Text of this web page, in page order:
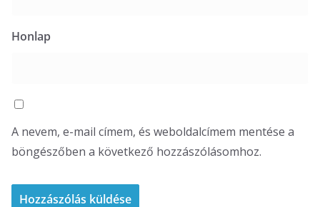
Honlap
A nevem, e-mail címem, és weboldalcímem mentése a
böngészőben a következő hozzászólásomhoz.